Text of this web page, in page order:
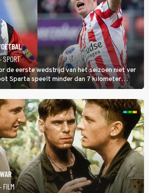
SPORT
de eerste wedstrijd van het seizoen niet ver
Sparta speelt minder dan 7 kilometer
de Spaanse spits Nacho Ferri aan van
· FILM